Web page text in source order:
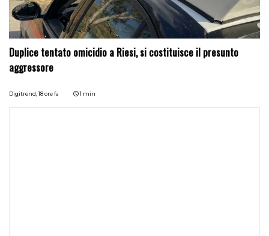
Duplice tentato omicidio a Riesi, si costituisce il presunto
aggressore
Digitrend,18 ore fa 1 min